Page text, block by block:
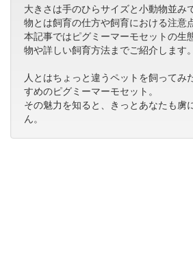
大きさは手のひらサイズと小動物並み
物とは飼育の仕方や飼育における注意
本記事ではピグミーマーモセットの生
物や詳しい飼育方法までご紹介します。
人とはちょっと違うペットを飼ってみ
すめのピグミーマーモセット。
その魅力を知ると、きっとあなたも虜
ん。